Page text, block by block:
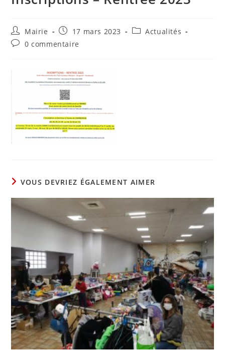
Auteur/autrice
de
la
Mairie
Publication
publiée :
17 mars 2023
PostActualités
Commentaires
publication :
0 commentaire
VOUS DEVRIEZ ÉGALEMENT AIMER